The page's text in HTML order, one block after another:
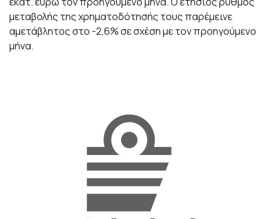
μεταβολής της χρηματοδότησής τους παρέμεινε
αμετάβλητος στο -2,6% σε σχέση με τον προηγούμενο
μήνα.